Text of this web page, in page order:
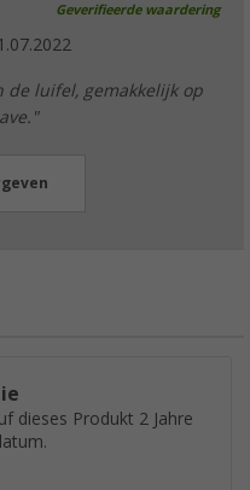
Geverifieerde waardering
de luifel, gemakkelijk op
dieses Produkt 2 Jahre